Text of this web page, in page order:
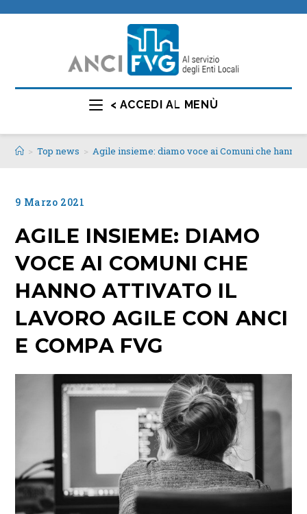
< ACCEDI AL MENÙ
> Top news > Agile insieme: diamo voce ai Comuni che hanno
9 Marzo 2021
AGILE INSIEME: DIAMO
VOCE AI COMUNI CHE
HANNO ATTIVATO IL
LAVORO AGILE CON ANCI
E COMPA FVG